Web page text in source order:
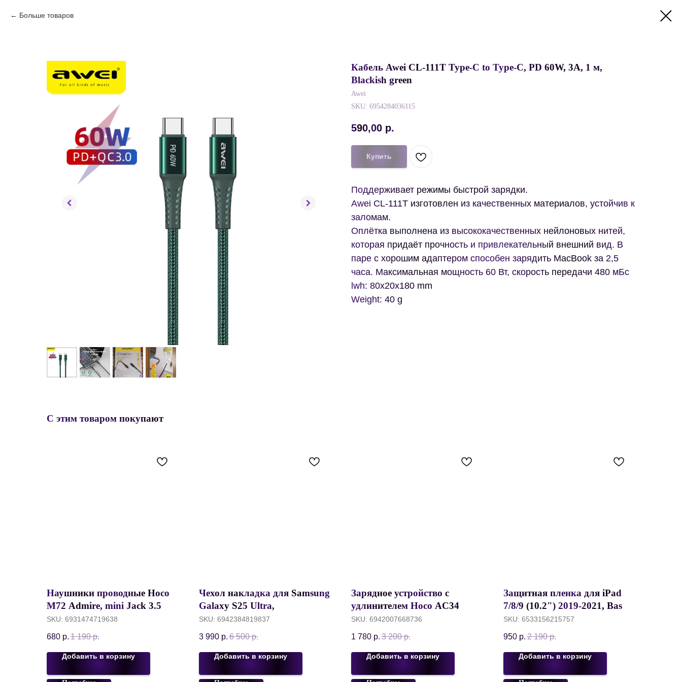
Больше товаров
Кабель Awei CL-111T Type-C to Type-C, PD 60W, 3A, 1 м,
Blackish green
Awei
SKU: 6954284036115
590,00 р.
Купить
Поддерживает режимы быстрой зарядки.
Awei CL-111T изготовлен из качественных материалов, устойчив к
заломам.
Оплётка выполнена из высококачественных нейлоновых нитей,
которая придаёт прочность и привлекательный внешний вид. В
паре с хорошим адаптером способен зарядить MacBook за 2,5
часа. Максимальная мощность 60 Вт, скорость передачи 480 мБс
lwh: 80x20x180 mm
Weight: 40 g
С этим товаром покупают
Наушники проводные Hoco
M72 Admire, mini Jack 3.5
mm, контроллер с
микрофоном, Черный
SKU: 6931474719638
680 р. 1 190 р.
Добавить в корзину
Чехол накладка для Samsung
Galaxy S25 Ultra,
KEEPHONE Kevilar, Aramid
1500D, Черный
SKU: 6942384819837
3 990 р. 6 500 р.
Добавить в корзину
Зарядное устройство с
удлинителем Hoco AC34
Desktop Socket, 2AC+1U+3C,
70W / 2500W с кабелем 1.5м,
Черный
SKU: 6942007668736
1 780 р. 3 200 р.
Добавить в корзину
Защитная пленка для iPad
7/8/9 (10.2") 2019-2021, Baseus
Paper-Like Film, Глянцевая,
0.15 мм, SGAPIPD-FZK02
SKU: 6533156215757
950 р. 2 190 р.
Добавить в корзину